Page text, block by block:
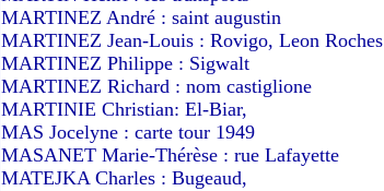
MARTINEZ André : saint augustin
MARTINEZ Jean-Louis : Rovigo, Leon Roches
MARTINEZ Philippe : Sigwalt
MARTINEZ Richard : nom castiglione
MARTINIE Christian: El-Biar,
MAS Jocelyne : carte tour 1949
MASANET Marie-Thérèse : rue Lafayette
MATEJKA Charles : Bugeaud,